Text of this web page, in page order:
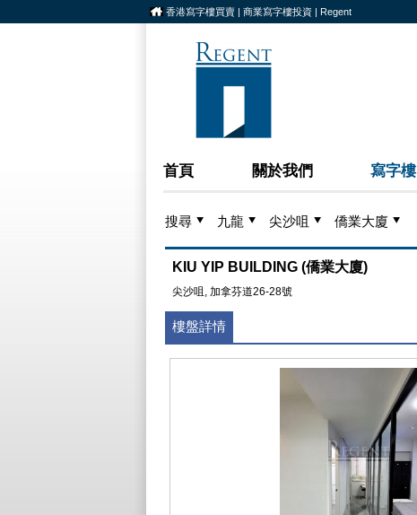
香港寫字樓買賣 | 商業寫字樓投資 | Regent
首頁 關於我們 寫字樓
搜尋 九龍 尖沙咀 僑業大廈
KIU YIP BUILDING (僑業大廈)
尖沙咀, 加拿芬道26-28號
樓盤詳情